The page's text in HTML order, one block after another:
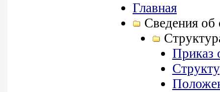
Главная
Сведения об
Приказ